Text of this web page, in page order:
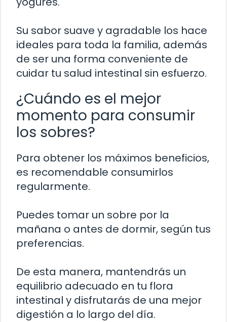
Su sabor suave y agradable los hace
ideales para toda la familia, además
de ser una forma conveniente de
cuidar tu salud intestinal sin esfuerzo.
¿Cuándo es el mejor
momento para consumir
los sobres?
Para obtener los máximos beneficios,
es recomendable consumirlos
regularmente.
Puedes tomar un sobre por la
mañana o antes de dormir, según tus
preferencias.
De esta manera, mantendrás un
equilibrio adecuado en tu flora
intestinal y disfrutarás de una mejor
digestión a lo largo del día.